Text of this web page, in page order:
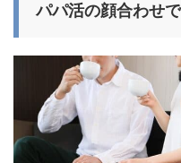
パパ活の顔合わせ